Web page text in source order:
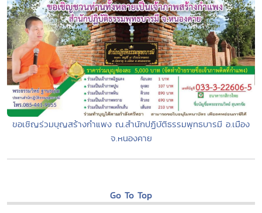
ขอเชิญร่วมบุญสร้างกำแพง ณ.สำนักปฏิบัติธรรมพุทธบารมี อ.เมือง
จ.หนองคาย
Go To Top